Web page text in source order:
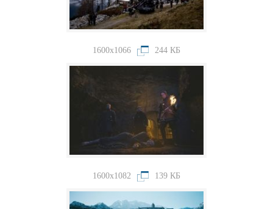
1600x1066 244 КБ
1600x1082 139 КБ